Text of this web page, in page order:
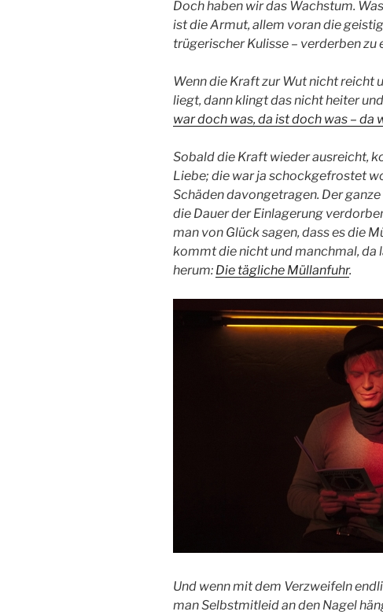
Doch haben wir das Wachstum.
ist die Armut, allem voran die
trügerischer Kulisse – verderben zu
Wenn die Kraft zur Wut nicht reicht
liegt, dann klingt das nicht heiter
war doch was, da ist doch was – da
Sobald die Kraft wieder ausreicht,
Liebe; die war ja schockgefrostet
Schäden davongetragen. Der
die Dauer der Einlagerung
man von Glück sagen, dass es die
kommt die nicht und manchmal, da
herum: Die tägliche Müllanfuhr.
Und wenn mit dem Verzweifeln
man Selbstmitleid an den Nagel